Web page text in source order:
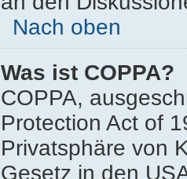
Nach oben
Was ist COPPA?
COPPA,
Protection Act of
Privatsphäre von
Gesetz in den